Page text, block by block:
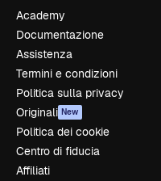
Academy
Documentazione
Assistenza
Termini e condizioni
Politica sulla privacy
Originali New
Politica dei cookie
Centro di fiducia
Affiliati